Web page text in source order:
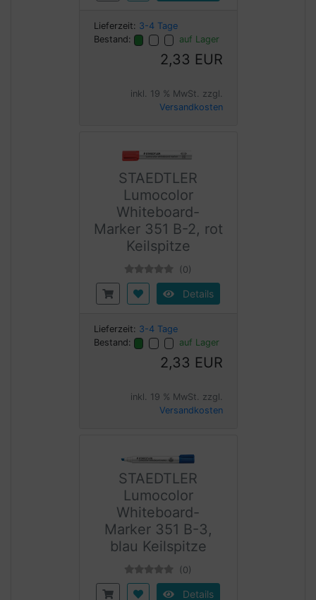
Lieferzeit: 3-4 Tage
Bestand:
auf Lager
2,33 EUR
inkl. 19 % MwSt. zzgl.
Versandkosten
STAEDTLER
Lumocolor
Whiteboard-
Marker 351 B-2, rot
Keilspitze
(0)
Details
Lieferzeit: 3-4 Tage
Bestand:
auf Lager
2,33 EUR
inkl. 19 % MwSt. zzgl.
Versandkosten
STAEDTLER
Lumocolor
Whiteboard-
Marker 351 B-3,
blau Keilspitze
(0)
Details